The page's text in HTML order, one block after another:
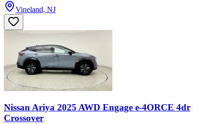
Vineland, NJ
Nissan Ariya 2025 AWD Engage e-4ORCE 4dr
Crossover